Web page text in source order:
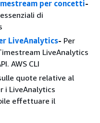
per concetti-
di
LiveAnalytics- Per
LiveAnalytics
AWS CLI
quote relative al
i LiveAnalytics
effettuare il